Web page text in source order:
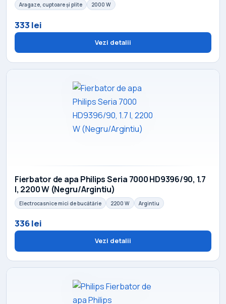
Aragaze, cuptoare și plite 2000 W
333 lei
Vezi detalii
Fierbator de apa Philips Seria 7000 HD9396/90, 1.7
l, 2200 W (Negru/Argintiu)
Electrocasnice mici de bucătărie 2200 W Argintiu
336 lei
Vezi detalii